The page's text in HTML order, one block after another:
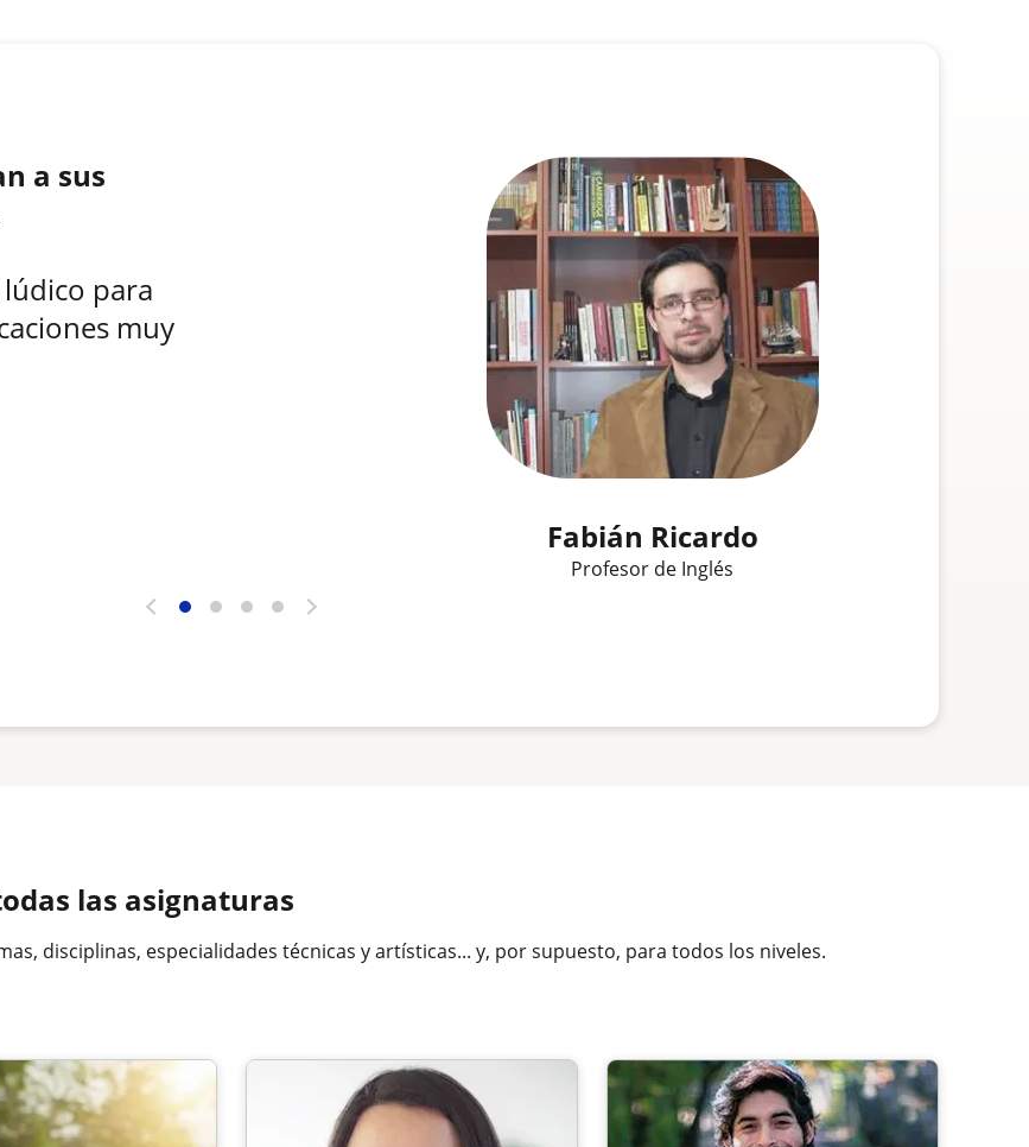
a sus
lúdico para
muy
Fabián Ricardo
Profesor de Inglés
las asignaturas
disciplinas, especialidades técnicas y artísticas... y, por supuesto, para todos los niveles.